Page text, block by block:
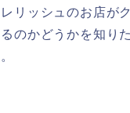
リッシュのお店が
のかどうかを知り